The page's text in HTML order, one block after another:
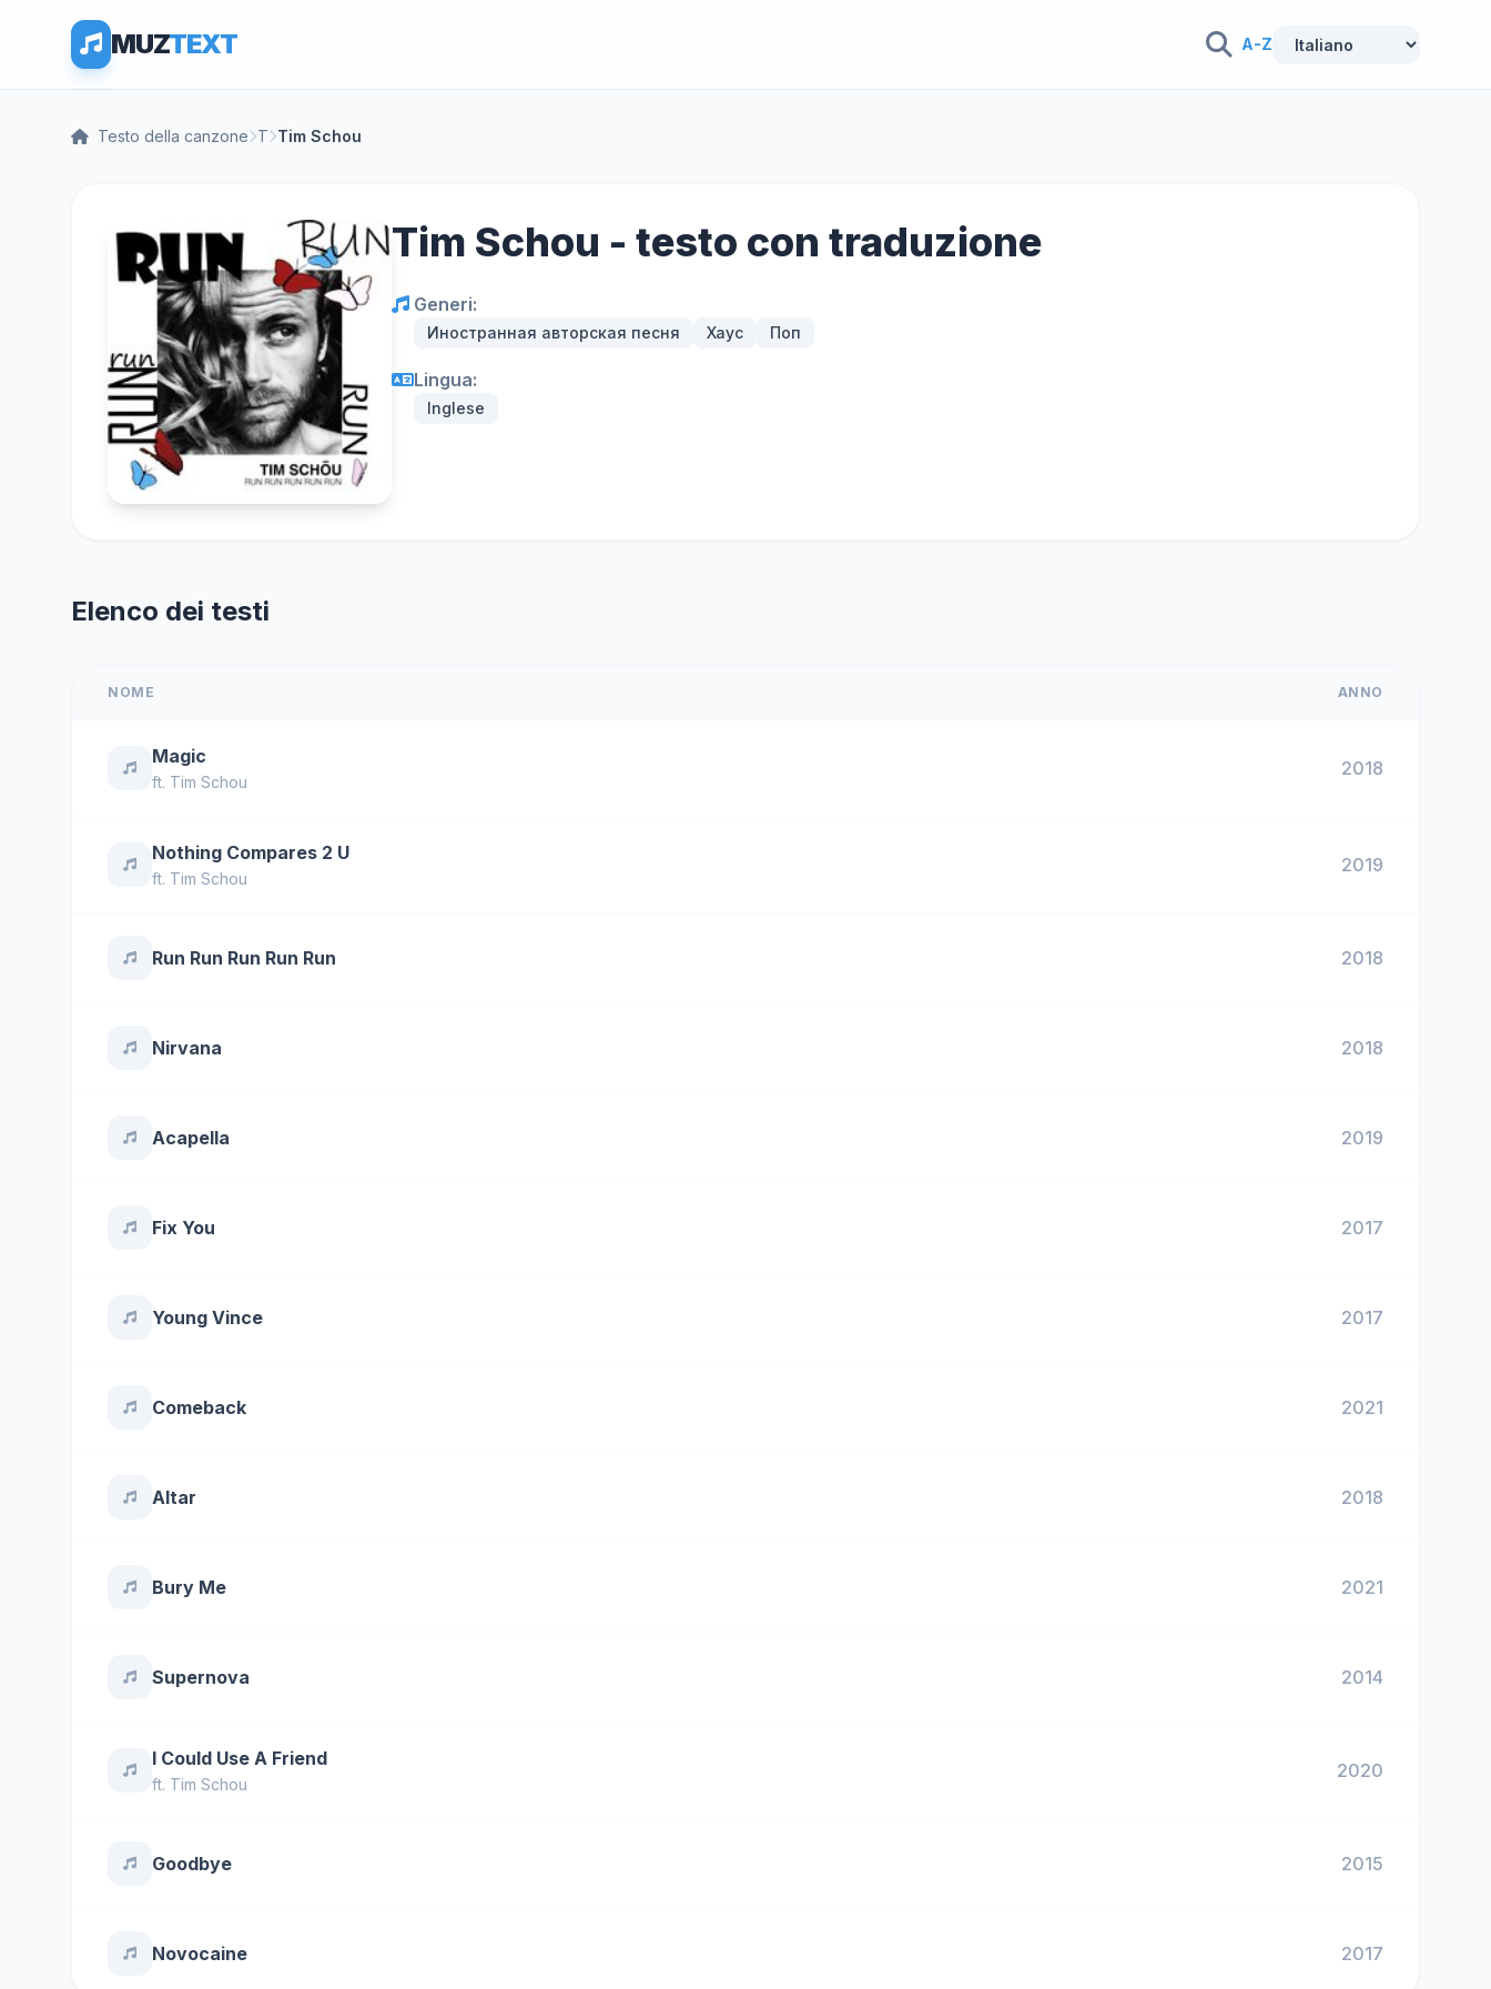
MUZTEXT A-Z
Testo della canzone T Tim Schou
Tim Schou - testo con traduzione
Generi:
Иностранная авторская песня Хаус Поп
Lingua:
Inglese
Elenco dei testi
NOME ANNO
Magic
ft. Tim Schou
2018
Nothing Compares 2 U
ft. Tim Schou
2019
Run Run Run Run Run 2018
Nirvana 2018
Acapella 2019
Fix You 2017
Young Vince 2017
Comeback 2021
Altar 2018
Bury Me 2021
Supernova 2014
I Could Use A Friend
ft. Tim Schou
2020
Goodbye 2015
Novocaine 2017